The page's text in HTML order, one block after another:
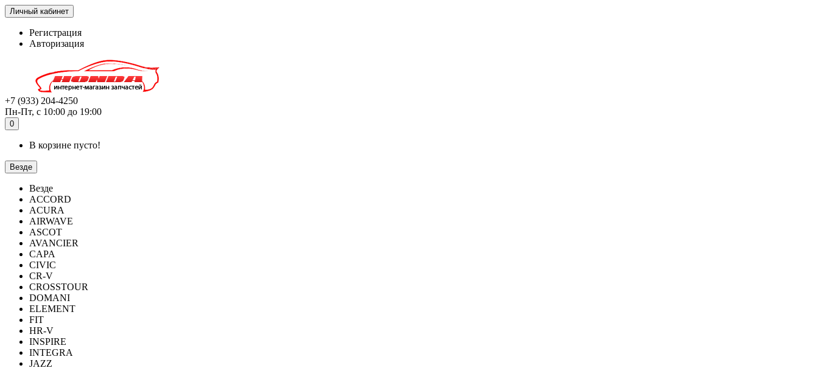
Личный кабинет
Регистрация
Авторизация
+7 (933) 204-4250
Пн-Пт, с 10:00 до 19:00
0
В корзине пусто!
Везде
Везде
ACCORD
ACURA
AIRWAVE
ASCOT
AVANCIER
CAPA
CIVIC
CR-V
CROSSTOUR
DOMANI
ELEMENT
FIT
HR-V
INSPIRE
INTEGRA
JAZZ